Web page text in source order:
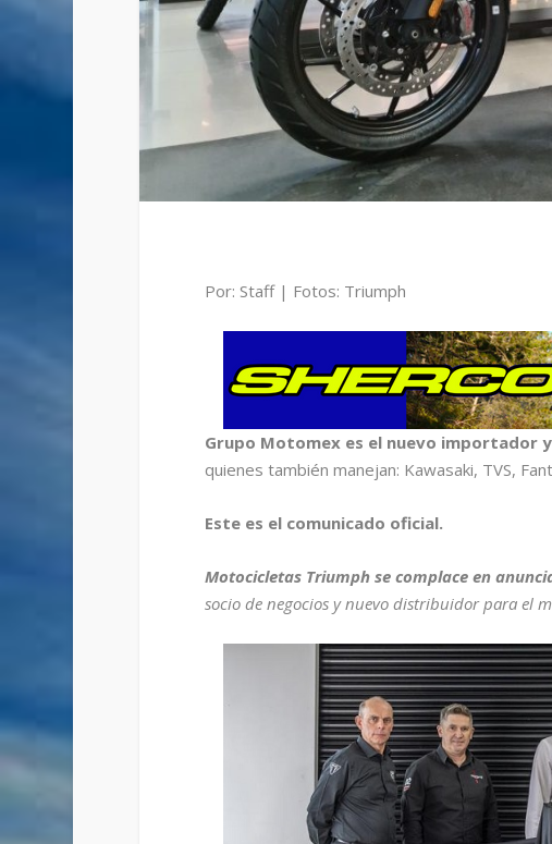
Por: Staff | Fotos: Triumph
Grupo Motomex es el nuevo importador
quienes también manejan: Kawasaki, TVS,
Este es el comunicado oficial.
Motocicletas Triumph se complace en
socio de negocios y nuevo distribuidor para el